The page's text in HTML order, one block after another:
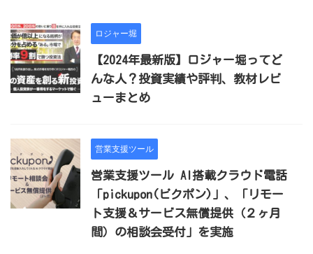
ロジャー堀
【2024年最新版】ロジャー堀ってど
んな人？投資実績や評判、教材レビ
ューまとめ
営業支援ツール
営業支援ツール AI搭載クラウド電話
「pickupon(ピクポン)」、「リモー
ト支援＆サービス無償提供（２ヶ月
間）の相談会受付」を実施